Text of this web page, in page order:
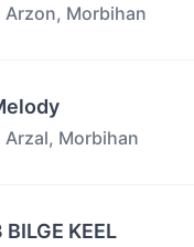
Arzon, Morbihan
Arzal, Morbihan
KEEL